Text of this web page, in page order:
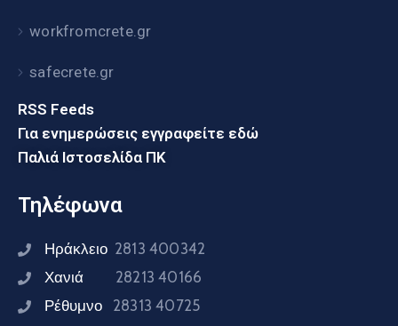
workfromcrete.gr
safecrete.gr
RSS Feeds
Για ενημερώσεις εγγραφείτε εδώ
Παλιά Ιστοσελίδα ΠΚ
Τηλέφωνα
Ηράκλειο 2813 400342
Χανιά 28213 40166
Ρέθυμνο 28313 40725